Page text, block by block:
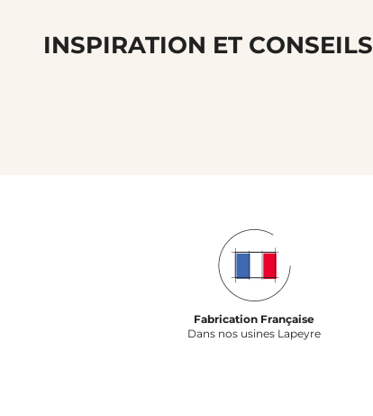
INSPIRATION ET CONSEILS
Fabrication Française
Dans nos usines Lapeyre